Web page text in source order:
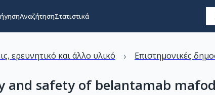
ΑναζήτησηΣτατιστικά
ερευνητικό και άλλο υλικό › Επιστημονικές
and safety of belantamab